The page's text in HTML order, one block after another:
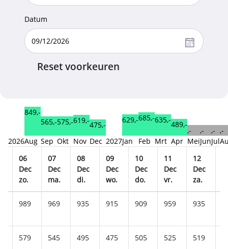
Datum
Reset voorkeuren
2026
849,-
Aug
565,-
Sep
575,-
Okt
619,-
Nov
475,-
Dec 2027
629,-
Jan
685,-
Feb
635,-
Mrt
489,-
Apr
,-
Mei
,-
Jun
,-
Jul
,-
06
Dec
zo.
07
Dec
ma.
08
Dec
di.
09
Dec
wo.
10
Dec
do.
11
Dec
vr.
12
Dec
za.
989 969 935 915 909 959 935
579 545 495 475 505 525 519